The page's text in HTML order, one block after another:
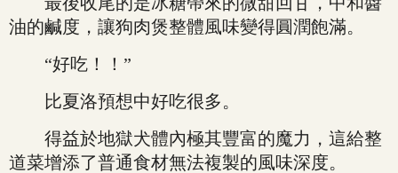
油的鹹度，讓狗肉煲整體風味變得圓潤飽滿。
“好吃！！”
比夏洛預想中好吃很多。
得益於地獄犬體內極其豐富的魔力，這給整
道菜增添了普通食材無法複製的風味深度。